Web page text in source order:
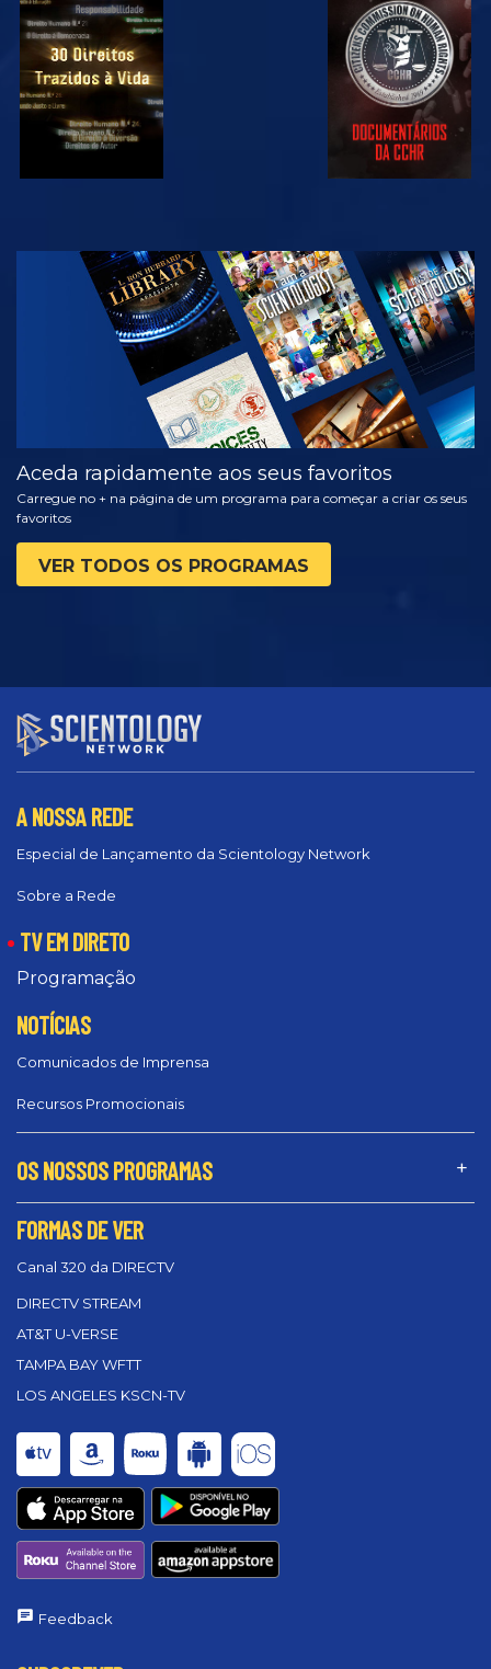
VER VER
VER
EXPLORAR A
SÉRIE
Aceda rapidamente aos seus favoritos
Carregue no + na página de um programa para começar a criar os seus
favoritos
VER TODOS OS PROGRAMAS
A NOSSA REDE
Especial de Lançamento da Scientology Network
Sobre a Rede
TV EM DIRETO
Programação
NOTÍCIAS
Comunicados de Imprensa
Recursos Promocionais
OS NOSSOS PROGRAMAS
FORMAS DE VER
Canal 320 da DIRECTV
DIRECTV STREAM
AT&T U-VERSE
TAMPA BAY WFTT
LOS ANGELES KSCN-TV
Feedback